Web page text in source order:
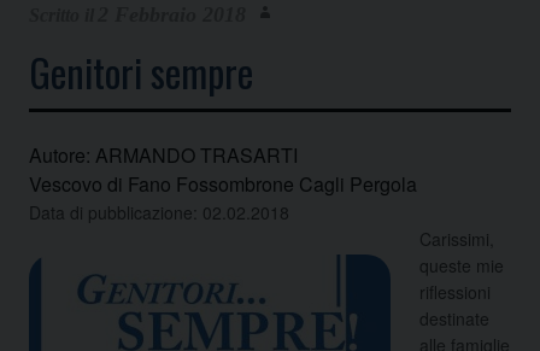
Genitori sempre
Autore: ARMANDO TRASARTI
Vescovo di Fano Fossombrone Cagli Pergola
Data di pubblicazione: 02.02.2018
Carissimi,
queste mie
riflessioni
destinate
alle famiglie